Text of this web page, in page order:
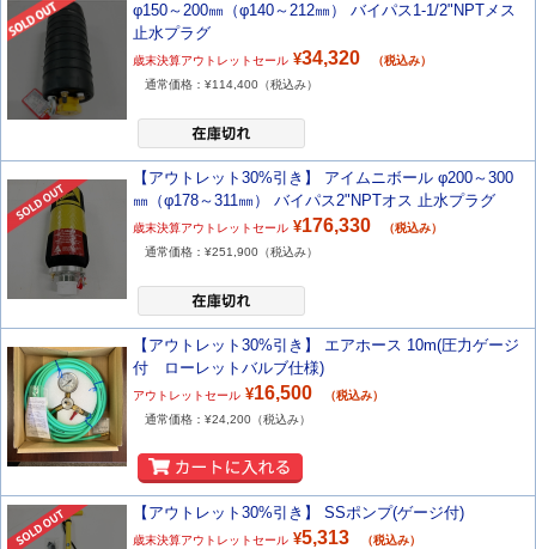
φ150～200㎜（φ140～212㎜） バイパス1-1/2"NPTメス
止水プラグ
歳末決算アウトレットセール ¥34,320
（税込み）
通常価格：¥114,400 （税込み）
【アウトレット30%引き】 アイムニボール φ200～300
㎜（φ178～311㎜） バイパス2"NPTオス 止水プラグ
歳末決算アウトレットセール ¥176,330
（税込み）
通常価格：¥251,900 （税込み）
【アウトレット30%引き】 エアホース 10m(圧力ゲージ
付 ローレットバルブ仕様)
アウトレットセール ¥16,500
（税込み）
通常価格：¥24,200 （税込み）
【アウトレット30%引き】 SSポンプ(ゲージ付)
歳末決算アウトレットセール ¥5,313
（税込み）